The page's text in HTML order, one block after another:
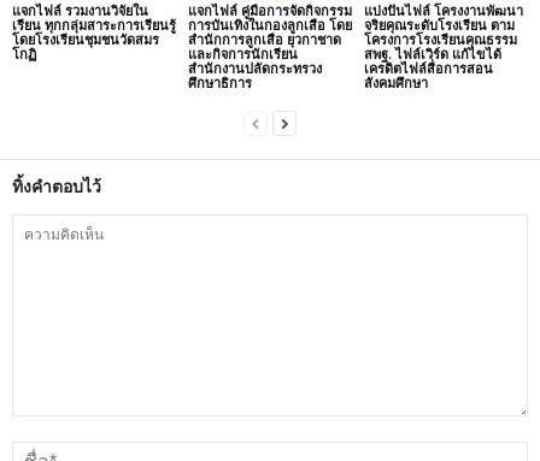
แจกไฟล์ รวมงานวิจัยใน
เรียน ทุกกลุ่มสาระการเรียนรู้
โดยโรงเรียนชุมชนวัดสมร
โกฏิ
แจกไฟล์ คู่มือการจัดกิจกรรม
การบันเทิงในกองลูกเสือ โดย
สำนักการลูกเสือ ยุวกาชาด
และกิจการนักเรียน
สำนักงานปลัดกระทรวง
ศึกษาธิการ
แบ่งปันไฟล์ โครงงานพัฒนา
จริยคุณระดับโรงเรียน ตาม
โครงการโรงเรียนคุณธรรม
สพฐ. ไฟล์เวิร์ด แก้ไขได้
เครดิตไฟล์สื่อการสอน
สังคมศึกษา
ทิ้งคำตอบไว้